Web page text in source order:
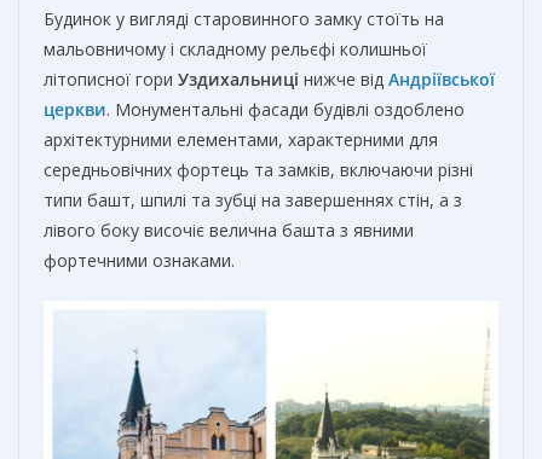
Будинок у вигляді старовинного замку стоїть на
мальовничому і складному рельєфі колишньої
літописної гори Уздихальниці нижче від Андріївської
церкви. Монументальні фасади будівлі оздоблено
архітектурними елементами, характерними для
середньовічних фортець та замків, включаючи різні
типи башт, шпилі та зубці на завершеннях стін, а з
лівого боку височіє велична башта з явними
фортечними ознаками.